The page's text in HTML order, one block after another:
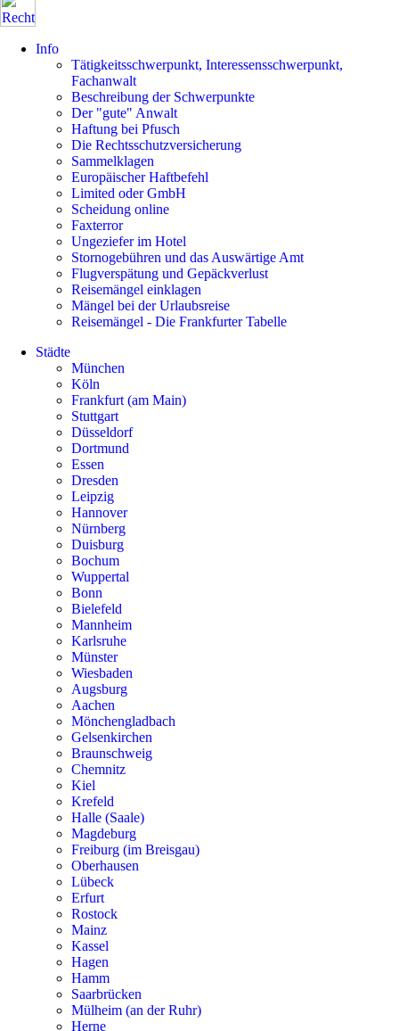
Info
Tätigkeitsschwerpunkt, Interessensschwerpunkt,
Fachanwalt
Beschreibung der Schwerpunkte
Der "gute" Anwalt
Haftung bei Pfusch
Die Rechtsschutzversicherung
Sammelklagen
Europäischer Haftbefehl
Limited oder GmbH
Scheidung online
Faxterror
Ungeziefer im Hotel
Stornogebühren und das Auswärtige Amt
Flugverspätung und Gepäckverlust
Reisemängel einklagen
Mängel bei der Urlaubsreise
Reisemängel - Die Frankfurter Tabelle
Städte
München
Köln
Frankfurt (am Main)
Stuttgart
Düsseldorf
Dortmund
Essen
Dresden
Leipzig
Hannover
Nürnberg
Duisburg
Bochum
Wuppertal
Bonn
Bielefeld
Mannheim
Karlsruhe
Münster
Wiesbaden
Augsburg
Aachen
Mönchengladbach
Gelsenkirchen
Braunschweig
Chemnitz
Kiel
Krefeld
Halle (Saale)
Magdeburg
Freiburg (im Breisgau)
Oberhausen
Lübeck
Erfurt
Rostock
Mainz
Kassel
Hagen
Hamm
Saarbrücken
Mülheim (an der Ruhr)
Herne